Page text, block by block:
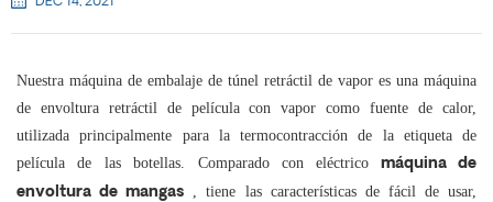
Nuestra máquina de embalaje de túnel retráctil de vapor es una máquina
de envoltura retráctil de película con vapor como fuente de calor,
utilizada principalmente para la termocontracción de la etiqueta de
película de las botellas. Comparado con eléctrico máquina de
envoltura de mangas , tiene las características de fácil de usar,